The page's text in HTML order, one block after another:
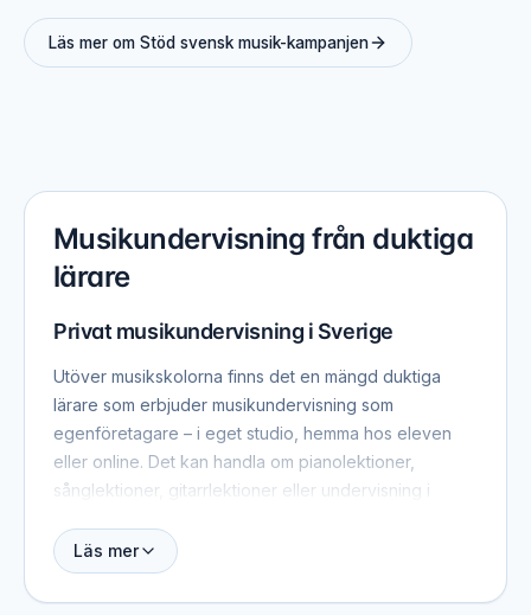
Läs mer om Stöd svensk musik-kampanjen
Musikundervisning från duktiga
lärare
Privat musikundervisning i Sverige
Utöver musikskolorna finns det en mängd duktiga
lärare som erbjuder musikundervisning som
egenföretagare – i eget studio, hemma hos eleven
eller online. Det kan handla om pianolektioner,
sånglektioner, gitarrlektioner eller undervisning i
svensk musik" lyfter vi fram de lärare som ger
svenskar i alla åldrar möjlighet att lära sig ett
instrument.
Läs mer